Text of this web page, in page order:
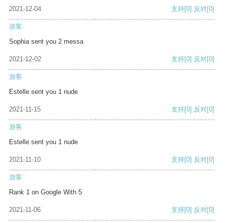
2021-12-04 支持[0] 反对[0]
游客
Sophia sent you 2 messa
2021-12-02 支持[0] 反对[0]
游客
Estelle sent you 1 nude
2021-11-15 支持[0] 反对[0]
游客
Estelle sent you 1 nude
2021-11-10 支持[0] 反对[0]
游客
Rank 1 on Google With 5
2021-11-06 支持[0] 反对[0]